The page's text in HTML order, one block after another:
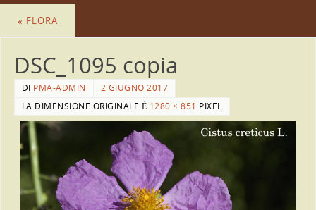
« FLORA
DSC_1095 copia
DI PMA-ADMIN
2 GIUGNO 2017
LA DIMENSIONE ORIGINALE È 1280 × 851 PIXEL